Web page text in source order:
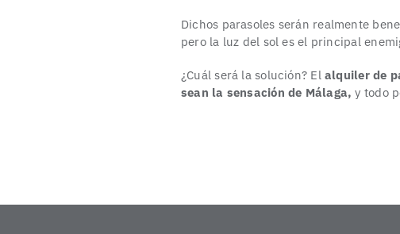
Dichos parasoles serán realmente
pero la luz del sol es el principal
¿Cuál será la solución? Elalquiler de
sean la sensación de Málaga,y todo